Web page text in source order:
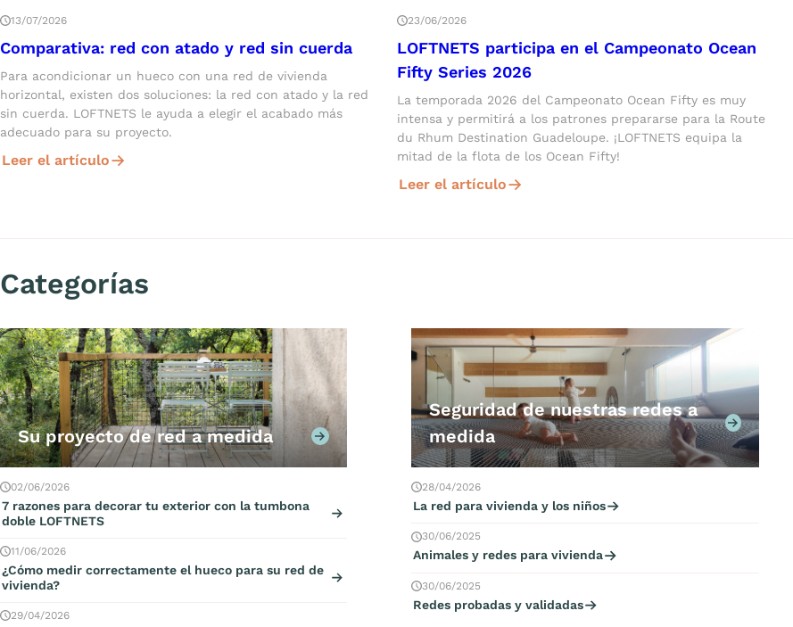
13/07/2026
Comparativa: red con atado y red sin cuerda
Para acondicionar un hueco con una red de vivienda
horizontal, existen dos soluciones: la red con atado y la red
sin cuerda. LOFTNETS le ayuda a elegir el acabado más
adecuado para su proyecto.
Leer el artículo
23/06/2026
LOFTNETS participa en el Campeonato Ocean
Fifty Series 2026
La temporada 2026 del Campeonato Ocean Fifty es muy
intensa y permitirá a los patrones prepararse para la Route
du Rhum Destination Guadeloupe. ¡LOFTNETS equipa la
mitad de la flota de los Ocean Fifty!
Leer el artículo
Categorías
Su proyecto de red a medida
02/06/2026
7 razones para decorar tu exterior con la tumbona
doble LOFTNETS
11/06/2026
¿Cómo medir correctamente el hueco para su red de
vivienda?
29/04/2026
Seguridad de nuestras redes a
medida
28/04/2026
La red para vivienda y los niños
30/06/2025
Animales y redes para vivienda
30/06/2025
Redes probadas y validadas